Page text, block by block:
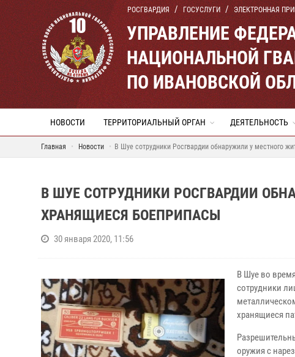
РОСГВАРДИЯ ГОСУСЛУГИ ЭЛЕКТРОННАЯ
УПРАВЛЕНИЕ
НАЦИОНАЛЬНОЙ
ПО ИВАНОВСКОЙ
НОВОСТИ ТЕРРИТОРИАЛЬНЫЙ ОРГАН ДЕЯТЕЛЬНОСТЬ
Главная Новости В Шуе сотрудники Росгвардии обнаружили у местного
В ШУЕ СОТРУДНИКИ РОСГВАРДИИ
ХРАНЯЩИЕСЯ БОЕПРИПАСЫ
30 января 2020, 11:56
В Шуе во
сотрудники
хранящиеся
оружия с